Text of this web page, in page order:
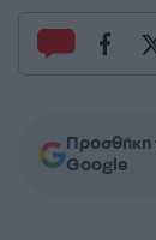
Προσθήκη
Google